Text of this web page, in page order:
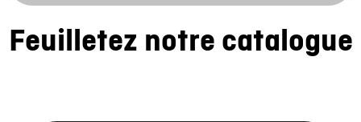
Feuilletez notre catalogue